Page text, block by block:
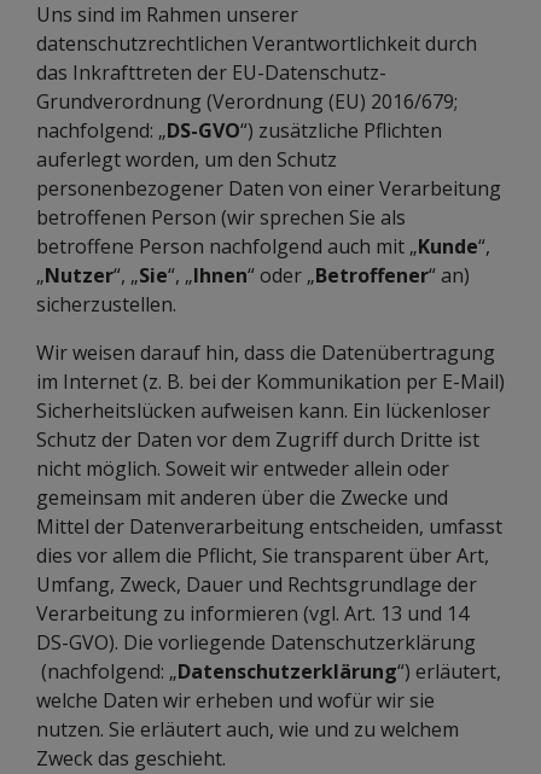
Uns sind im Rahmen unserer
datenschutzrechtlichen Verantwortlichkeit durch
das Inkrafttreten der EU-Datenschutz-
Grundverordnung (Verordnung (EU) 2016/679;
nachfolgend: „DS-GVO“) zusätzliche Pflichten
auferlegt worden, um den Schutz
personenbezogener Daten von einer Verarbeitung
betroffenen Person (wir sprechen Sie als
betroffene Person nachfolgend auch mit „Kunde“,
„Nutzer“, „Sie“, „Ihnen“ oder „Betroffener“ an)
sicherzustellen.
Wir weisen darauf hin, dass die Datenübertragung
im Internet (z. B. bei der Kommunikation per E-Mail)
Sicherheitslücken aufweisen kann. Ein lückenloser
Schutz der Daten vor dem Zugriff durch Dritte ist
nicht möglich. Soweit wir entweder allein oder
gemeinsam mit anderen über die Zwecke und
Mittel der Datenverarbeitung entscheiden, umfasst
dies vor allem die Pflicht, Sie transparent über Art,
Umfang, Zweck, Dauer und Rechtsgrundlage der
Verarbeitung zu informieren (vgl. Art. 13 und 14
DS-GVO). Die vorliegende Datenschutzerklärung
(nachfolgend: „Datenschutzerklärung“) erläutert,
welche Daten wir erheben und wofür wir sie
nutzen. Sie erläutert auch, wie und zu welchem
Zweck das geschieht.